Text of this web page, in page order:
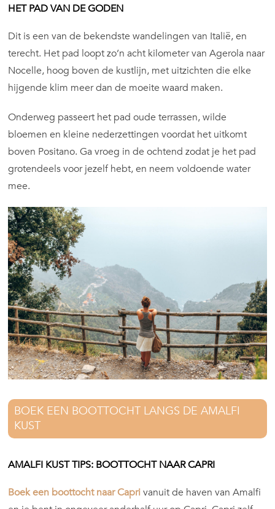
HET PAD VAN DE GODEN
Dit is een van de bekendste wandelingen van Italië, en
terecht. Het pad loopt zo’n acht kilometer van Agerola naar
Nocelle, hoog boven de kustlijn, met uitzichten die elke
hijgende klim meer dan de moeite waard maken.
Onderweg passeert het pad oude terrassen, wilde
bloemen en kleine nederzettingen voordat het uitkomt
boven Positano. Ga vroeg in de ochtend zodat je het pad
grotendeels voor jezelf hebt, en neem voldoende water
mee.
BOEK EEN BOOTTOCHT LANGS DE AMALFI
KUST
AMALFI KUST TIPS: BOOTTOCHT NAAR CAPRI
Boek een boottocht naar Capri vanuit de haven van Amalfi